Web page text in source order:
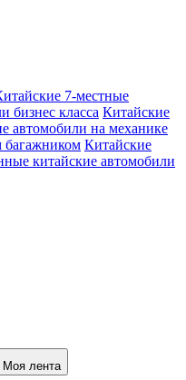
7-местные
бизнес класса Китайские
автомобили на механике
багажником Китайские
китайские автомобили
Моя лента